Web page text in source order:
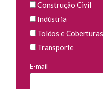
Construção Civil
Indústria
Toldos e Coberturas
Transporte
E-mail